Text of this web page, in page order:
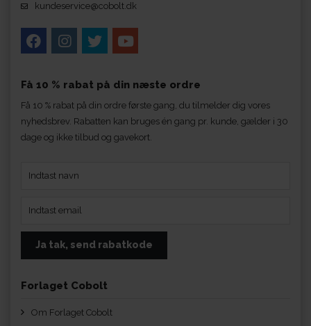
kundeservice@cobolt.dk
Få 10 % rabat på din næste ordre
Få 10 % rabat på din ordre første gang, du tilmelder dig vores
nyhedsbrev. Rabatten kan bruges én gang pr. kunde, gælder i 30
dage og ikke tilbud og gavekort.
Forlaget Cobolt
Om Forlaget Cobolt